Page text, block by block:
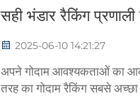
सही भंडार रैकिंग
2025-06-10 14:21:27
अपने गोदाम आवश्यकताओं का
तरह का गोदाम रैकिंग सबसे